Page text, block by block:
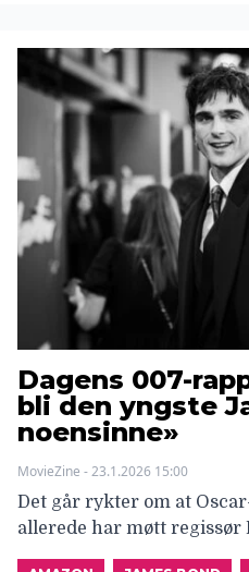
Dagens 007-
bli den yngste
noensinne»
MovieZine - 23.1.2026 15:00
Det går rykter om at
allerede har møtt regissør